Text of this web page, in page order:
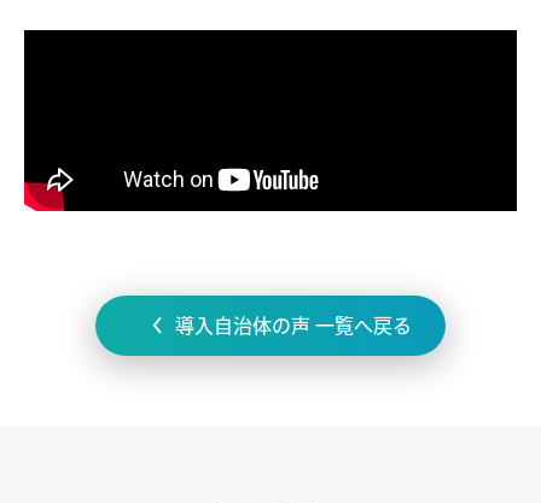
導入自治体の声 一覧へ戻る